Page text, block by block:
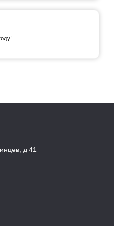
д.41